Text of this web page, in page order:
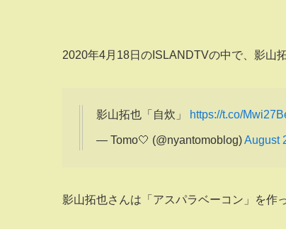
2020年4月18日のISLANDTVの中で、影山
影山拓也「自炊」 https://t.co/
— Tomo🤍 (@nyantomoblog)August
影山拓也さんは「アスパラベーコン」を作